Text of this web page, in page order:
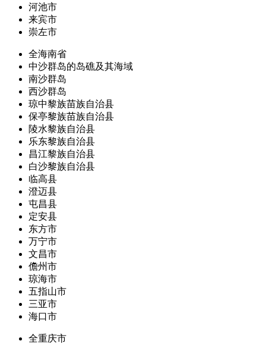
河池市
来宾市
崇左市
全海南省
中沙群岛的岛礁及其海域
南沙群岛
西沙群岛
琼中黎族苗族自治县
保亭黎族苗族自治县
陵水黎族自治县
乐东黎族自治县
昌江黎族自治县
白沙黎族自治县
临高县
澄迈县
屯昌县
定安县
东方市
万宁市
文昌市
儋州市
琼海市
五指山市
三亚市
海口市
全重庆市